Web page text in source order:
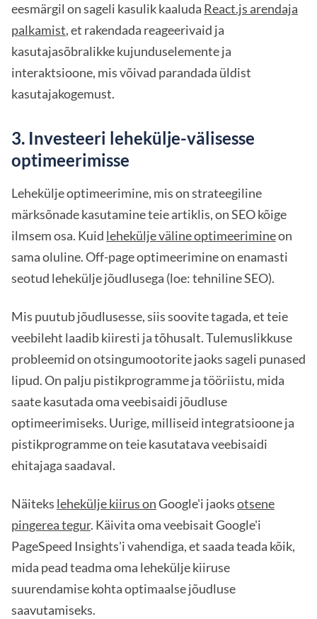
eesmärgil on sageli kasulik kaaluda React.js arendaja
palkamist, et rakendada reageerivaid ja
kasutajasõbralikke kujunduselemente ja
interaktsioone, mis võivad parandada üldist
kasutajakogemust.
3. Investeeri lehekülje-välisesse
optimeerimisse
Lehekülje optimeerimine, mis on strateegiline
märksõnade kasutamine teie artiklis, on SEO kõige
ilmsem osa. Kuid lehekülje väline optimeerimineon
sama oluline. Off-page optimeerimine on enamasti
seotud lehekülje jõudlusega (loe: tehniline SEO).
Mis puutub jõudlusesse, siis soovite tagada, et teie
veebileht laadib kiiresti ja tõhusalt. Tulemuslikkuse
probleemid on otsingumootorite jaoks sageli punased
lipud. On palju pistikprogramme ja tööriistu, mida
saate kasutada oma veebisaidi jõudluse
optimeerimiseks. Uurige, milliseid integratsioone ja
pistikprogramme on teie kasutatava veebisaidi
ehitajaga saadaval.
Näiteks lehekülje kiirus onGoogle'i jaoksotsene
pingerea tegur. Käivita oma veebisait Google'i
PageSpeed Insights'i vahendiga, et saada teada kõik,
mida pead teadma oma lehekülje kiiruse
suurendamise kohta optimaalse jõudluse
saavutamiseks.